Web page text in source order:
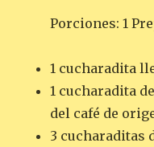
Porciones: 1
1 cucharadita
1 cucharadita
del café de
3 cucharaditas